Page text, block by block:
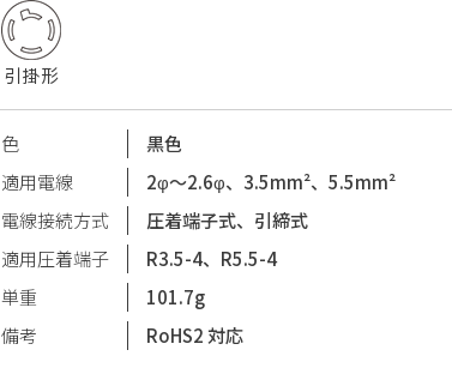
引掛形
色
黒色
適用電線
2φ〜2.6φ、3.5mm²、5.5mm²
電線接続方式
圧着端子式、引締式
適用圧着端子
R3.5-4、R5.5-4
単重
101.7g
備考
RoHS2 対応